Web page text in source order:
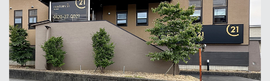
〇武蔵塚駅徒歩2分！ 〇公道幅12mでアクセス良…
第5位
6,596万円
田崎橋駅